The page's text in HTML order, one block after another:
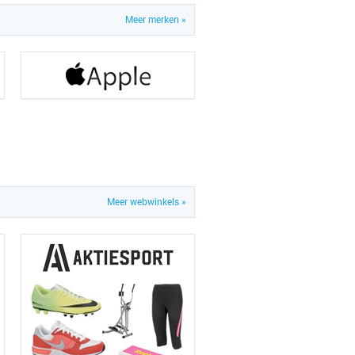
Meer merken »
Meer webwinkels »